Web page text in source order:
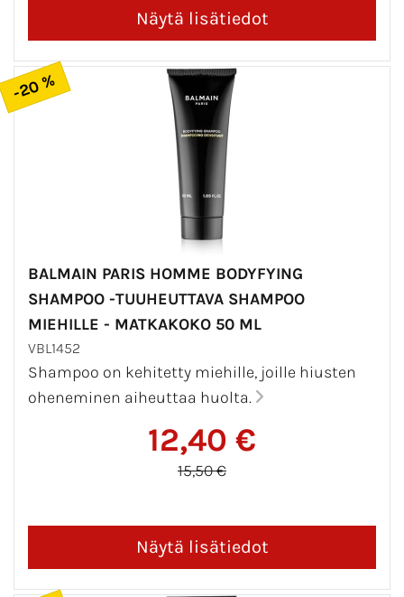
-20 %
BALMAIN PARIS HOMME BODYFYING
SHAMPOO -TUUHEUTTAVA SHAMPOO
MIEHILLE - MATKAKOKO 50 ML
VBL1452
Shampoo on kehitetty miehille, joille hiusten
oheneminen aiheuttaa huolta.
12,40 €
15,50 €